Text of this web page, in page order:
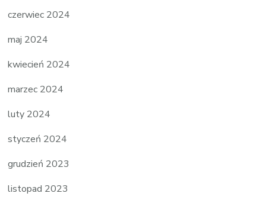
czerwiec 2024
maj 2024
kwiecień 2024
marzec 2024
luty 2024
styczeń 2024
grudzień 2023
listopad 2023